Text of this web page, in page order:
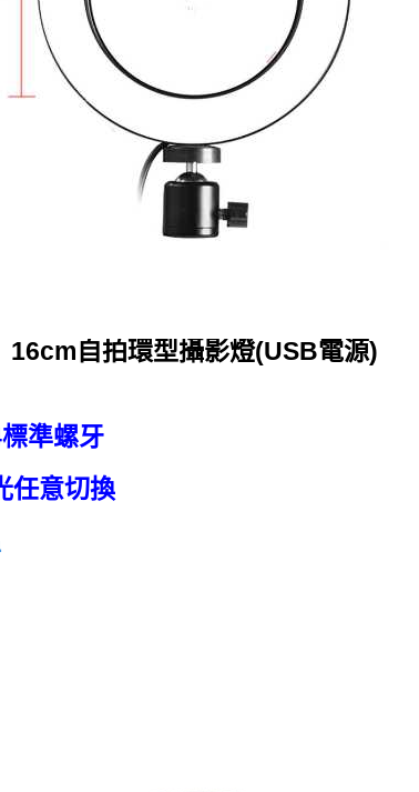
16cm自拍環型攝影燈(USB電源)
準螺牙
任意切換